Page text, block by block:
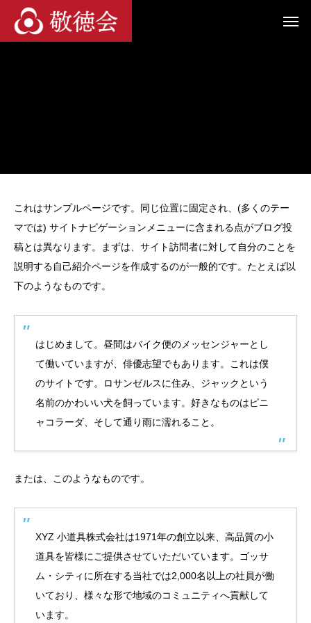
これはサンプルページです。同じ位置に固定され、(多くのテー
マでは) サイトナビゲーションメニューに含まれる点がブログ投
稿とは異なります。まずは、サイト訪問者に対して自分のことを
説明する自己紹介ページを作成するのが一般的です。たとえば以
下のようなものです。
はじめまして。昼間はバイク便のメッセンジャーとし
て働いていますが、俳優志望でもあります。これは僕
のサイトです。ロサンゼルスに住み、ジャックという
名前のかわいい犬を飼っています。好きなものはピニ
ャコラーダ、そして通り雨に濡れること。
または、このようなものです。
XYZ 小道具株式会社は1971年の創立以来、高品質の小
道具を皆様にご提供させていただいています。ゴッサ
ム・シティに所在する当社では2,000名以上の社員が働
いており、様々な形で地域のコミュニティへ貢献して
います。